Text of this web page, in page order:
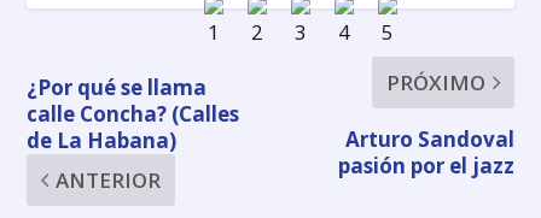
¿Por qué se llama
calle Concha? (Calles
de La Habana)
ANTERIOR
PRÓXIMO
Arturo Sandoval
pasión por el jazz